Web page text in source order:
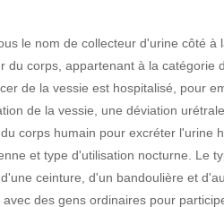
le nom de collecteur d'urine côté
corps, appartenant à la catégorie
de la vessie est hospitalisé, pour
de la vessie, une déviation
corps humain pour excréter l'urine
et type d'utilisation nocturne. Le
ceinture, d'un bandoulière et
des gens ordinaires pour